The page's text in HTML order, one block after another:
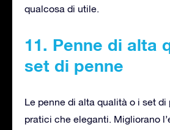
qualcosa di utile.
11. Penne di alta
set di penne
Le penne di alta qualità o i set di
pratici che eleganti. Migliorano